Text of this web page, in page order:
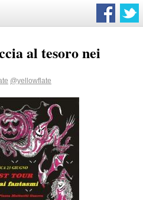
al tesoro nei
@yellowflate